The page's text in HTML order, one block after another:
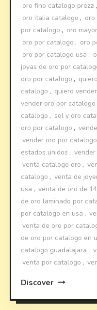
oro fino catalogo prezzi ,
oro italia catalogo ,
por catalogo , oro
oro por catalogo , oro
oro por catalogo usa ,
joyas de oro por
oro por catalogo ,
catalogo , quiero
vender oro por catalogo
catalogo , sol y oro
oro por catalogo ,
vender oro por catalogo
estados unidos ,
venta catalogo oro ,
catalogo , venta de
usa , venta de oro de
de oro laminado por
por catalogo en usa ,
venta de oro por
de oro por catalogo en
catalogo guadalajara ,
venta por catalogo ,
Discover